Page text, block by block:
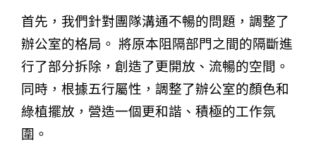
首先，我們針對團隊溝通不暢的問題，調整了
辦公室的格局。 將原本阻隔部門之間的隔斷進
行了部分拆除，創造了更開放、流暢的空間。
同時，根據五行屬性，調整了辦公室的顏色和
綠植擺放，營造一個更和諧、積極的工作氛
圍。